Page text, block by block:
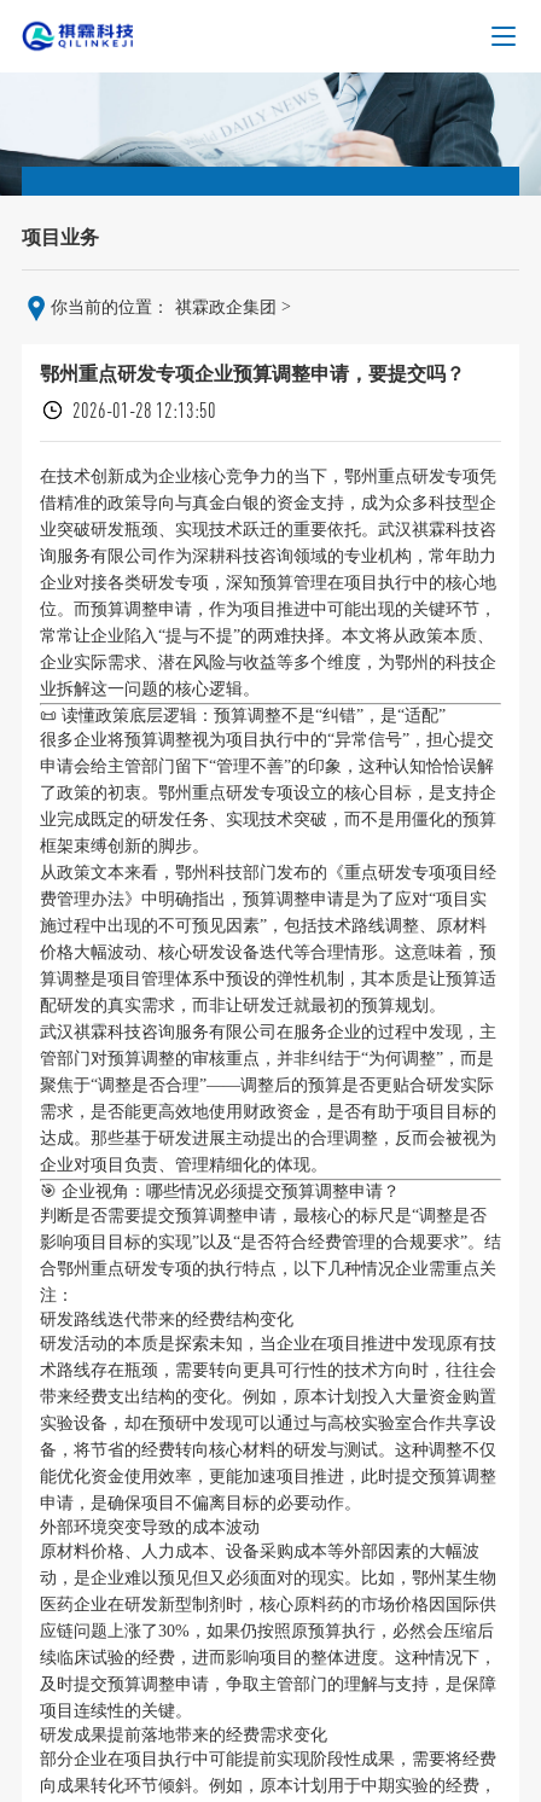
项目业务
你当前的位置： 祺霖政企集团 >
鄂州重点研发专项企业预算调整申请，要提交吗？
2026-01-28 12:13:50
在技术创新成为企业核心竞争力的当下，鄂州重点研发专项凭
借精准的政策导向与真金白银的资金支持，成为众多科技型企
业突破研发瓶颈、实现技术跃迁的重要依托。武汉祺霖科技咨
询服务有限公司作为深耕科技咨询领域的专业机构，常年助力
企业对接各类研发专项，深知预算管理在项目执行中的核心地
位。而预算调整申请，作为项目推进中可能出现的关键环节，
常常让企业陷入“提与不提”的两难抉择。本文将从政策本质、
企业实际需求、潜在风险与收益等多个维度，为鄂州的科技企
业拆解这一问题的核心逻辑。
📜 读懂政策底层逻辑：预算调整不是“纠错”，是“适配”
很多企业将预算调整视为项目执行中的“异常信号”，担心提交
申请会给主管部门留下“管理不善”的印象，这种认知恰恰误解
了政策的初衷。鄂州重点研发专项设立的核心目标，是支持企
业完成既定的研发任务、实现技术突破，而不是用僵化的预算
框架束缚创新的脚步。
从政策文本来看，鄂州科技部门发布的《重点研发专项项目经
费管理办法》中明确指出，预算调整申请是为了应对“项目实
施过程中出现的不可预见因素”，包括技术路线调整、原材料
价格大幅波动、核心研发设备迭代等合理情形。这意味着，预
算调整是项目管理体系中预设的弹性机制，其本质是让预算适
配研发的真实需求，而非让研发迁就最初的预算规划。
武汉祺霖科技咨询服务有限公司在服务企业的过程中发现，主
管部门对预算调整的审核重点，并非纠结于“为何调整”，而是
聚焦于“调整是否合理”——调整后的预算是否更贴合研发实际
需求，是否能更高效地使用财政资金，是否有助于项目目标的
达成。那些基于研发进展主动提出的合理调整，反而会被视为
企业对项目负责、管理精细化的体现。
🎯 企业视角：哪些情况必须提交预算调整申请？
判断是否需要提交预算调整申请，最核心的标尺是“调整是否
影响项目目标的实现”以及“是否符合经费管理的合规要求”。结
合鄂州重点研发专项的执行特点，以下几种情况企业需重点关
注：
研发路线迭代带来的经费结构变化
研发活动的本质是探索未知，当企业在项目推进中发现原有技
术路线存在瓶颈，需要转向更具可行性的技术方向时，往往会
带来经费支出结构的变化。例如，原本计划投入大量资金购置
实验设备，却在预研中发现可以通过与高校实验室合作共享设
备，将节省的经费转向核心材料的研发与测试。这种调整不仅
能优化资金使用效率，更能加速项目推进，此时提交预算调整
申请，是确保项目不偏离目标的必要动作。
外部环境突变导致的成本波动
原材料价格、人力成本、设备采购成本等外部因素的大幅波
动，是企业难以预见但又必须面对的现实。比如，鄂州某生物
医药企业在研发新型制剂时，核心原料药的市场价格因国际供
应链问题上涨了30%，如果仍按照原预算执行，必然会压缩后
续临床试验的经费，进而影响项目的整体进度。这种情况下，
及时提交预算调整申请，争取主管部门的理解与支持，是保障
项目连续性的关键。
研发成果提前落地带来的经费需求变化
部分企业在项目执行中可能提前实现阶段性成果，需要将经费
向成果转化环节倾斜。例如，原本计划用于中期实验的经费，